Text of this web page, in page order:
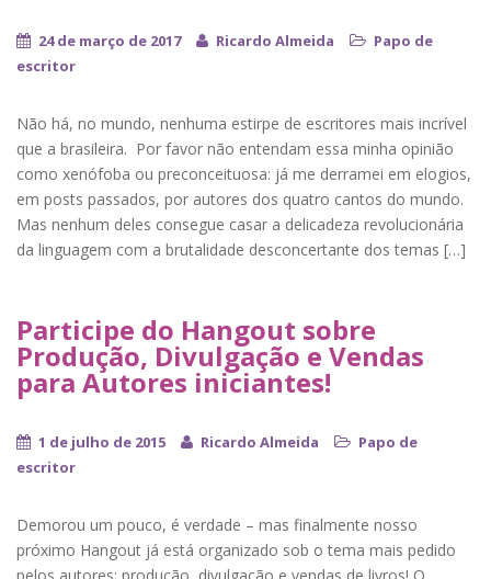
24 de março de 2017 Ricardo Almeida
Papo de
escritor
Não há, no mundo, nenhuma estirpe de escritores mais incrível
que a brasileira. Por favor não entendam essa minha opinião
como xenófoba ou preconceituosa: já me derramei em elogios,
em posts passados, por autores dos quatro cantos do mundo.
Mas nenhum deles consegue casar a delicadeza revolucionária
da linguagem com a brutalidade desconcertante dos temas […]
Participe do Hangout sobre
Produção, Divulgação e Vendas
para Autores iniciantes!
1 de julho de 2015 Ricardo Almeida
Papo de
escritor
Demorou um pouco, é verdade – mas finalmente nosso
próximo Hangout já está organizado sob o tema mais pedido
pelos autores: produção, divulgação e vendas de livros! O